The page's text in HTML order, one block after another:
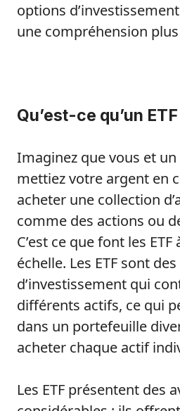
options
une compréhension
Qu’est-ce qu’un ETF
Imaginez que vous et un
mettiez votre argent en
acheter une collection
comme des actions ou
C’est ce que font les
échelle. Les ETF sont
d’investissement qui
différents actifs, ce qui
dans un portefeuille
acheter chaque actif
Les ETF présentent des